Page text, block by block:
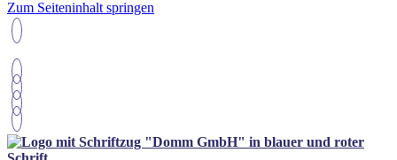
Zum Seiteninhalt springen
0221 9833284